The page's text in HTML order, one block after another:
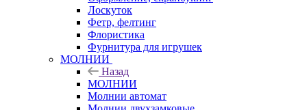
Лоскуток
Фетр, фелтинг
Флористика
Фурнитура для игрушек
МОЛНИИ
Назад
МОЛНИИ
Молнии автомат